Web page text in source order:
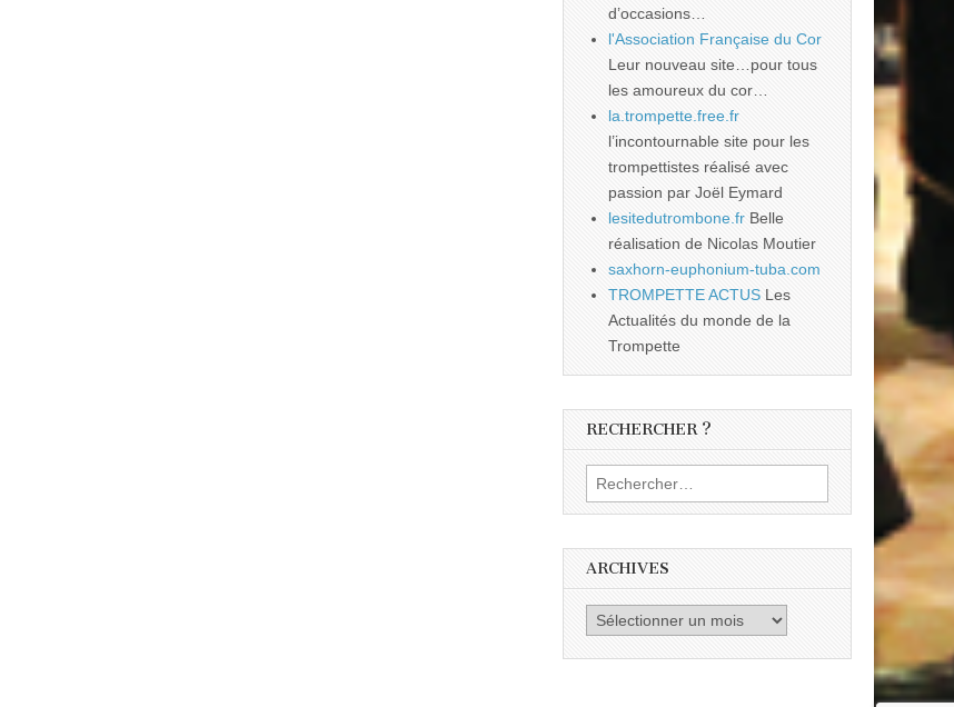
d’occasions…
l'Association Française du Cor
Leur nouveau site…pour tous
les amoureux du cor…
la.trompette.free.fr
l’incontournable site pour les
trompettistes réalisé avec
passion par Joël Eymard
lesitedutrombone.fr Belle
réalisation de Nicolas Moutier
saxhorn-euphonium-tuba.com
TROMPETTE ACTUS Les
Actualités du monde de la
Trompette
RECHERCHER ?
Rechercher :
ARCHIVES
Archives